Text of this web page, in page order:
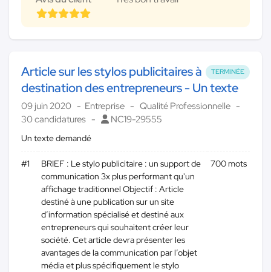
TERMINÉE
Article sur les stylos publicitaires à
destination des entrepreneurs - Un texte
09 juin 2020 Entreprise
Qualité Professionnelle
30 candidatures
NC19-29555
Un texte demandé
#1
BRIEF : Le stylo publicitaire : un support de
communication 3x plus performant qu'un
affichage traditionnel Objectif : Article
destiné à une publication sur un site
d’information spécialisé et destiné aux
entrepreneurs qui souhaitent créer leur
société. Cet article devra présenter les
avantages de la communication par l’objet
média et plus spécifiquement le stylo
700 mots